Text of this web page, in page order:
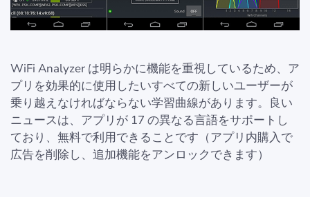
WiFi Analyzer は明らかに機能を重視しているため、ア
プリを効果的に使用したいすべての新しいユーザーが
乗り越えなければならない学習曲線があります。良い
ニュースは、アプリが 17 の異なる言語をサポートし
ており、無料で利用できることです（アプリ内購入で
広告を削除し、追加機能をアンロックできます）